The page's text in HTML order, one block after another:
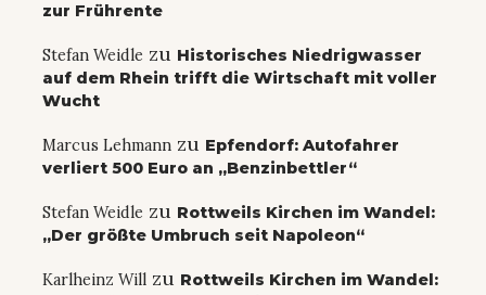
zur Frührente
Stefan Weidle zu Historisches Niedrigwasser
auf dem Rhein trifft die Wirtschaft mit voller
Wucht
Marcus Lehmann zu Epfendorf: Autofahrer
verliert 500 Euro an „Benzinbettler“
Stefan Weidle zu Rottweils Kirchen im Wandel:
„Der größte Umbruch seit Napoleon“
Karlheinz Will zu Rottweils Kirchen im Wandel: